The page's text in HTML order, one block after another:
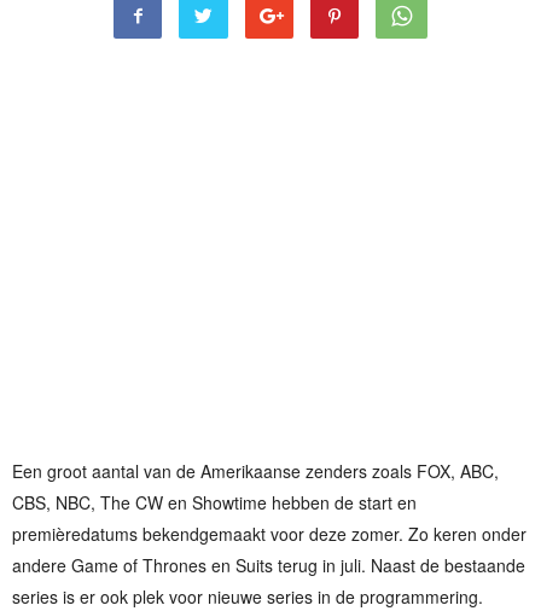
Een groot aantal van de Amerikaanse zenders zoals FOX, ABC,
CBS, NBC, The CW en Showtime hebben de start en
premièredatums bekendgemaakt voor deze zomer. Zo keren onder
andere Game of Thrones en Suits terug in juli. Naast de bestaande
series is er ook plek voor nieuwe series in de programmering.